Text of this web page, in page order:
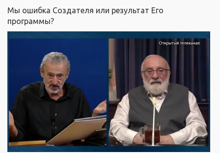
Мы ошибка Создателя или результат Его
программы?